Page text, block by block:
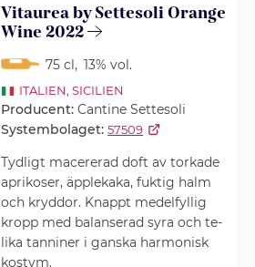
Vitaurea by Settesoli Orange
Wine 2022
75 cl, 13% vol.
ITALIEN SICILIEN
Producent:Cantine Settesoli
Systembolaget: 57509
Tydligt macererad doft av torkade
aprikoser, äpplekaka, fuktig halm
och kryddor. Knappt medelfyllig
kropp med balanserad syra och te-
lika tanniner i ganska harmonisk
kostym.